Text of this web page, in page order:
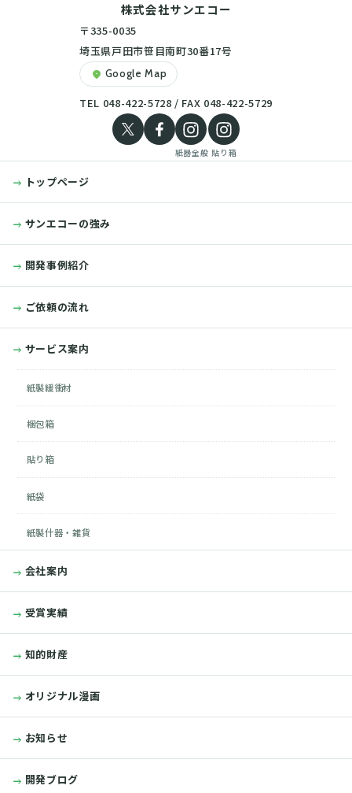
株式会社サンエコー
〒335-0035
埼玉県戸田市笹目南町30番17号
location_on Google Map
TEL 048-422-5728 / FAX 048-422-5729
紙器全般 貼り箱
トップページ
サンエコーの強み
開発事例紹介
ご依頼の流れ
サービス案内
紙製緩衝材
梱包箱
貼り箱
紙袋
紙製什器・雑貨
会社案内
受賞実績
知的財産
オリジナル漫画
お知らせ
開発ブログ